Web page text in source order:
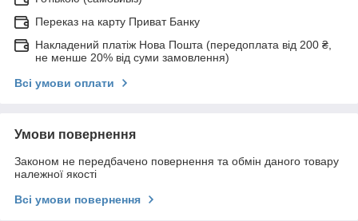
Переказ на карту Приват Банку
Накладений платіж Нова Пошта (передоплата від 200 ₴,
не менше 20% від суми замовлення)
Всі умови оплати
Умови повернення
Законом не передбачено повернення та обмін даного товару
належної якості
Всі умови повернення